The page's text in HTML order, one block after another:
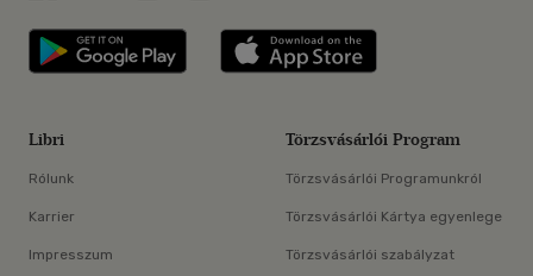
Libri applikáció Szerezd meg: Google
Libri
Rólunk
Karrier
Impresszum
Törzsvásárlói Program
Törzsvásárlói Programunkról
Törzsvásárlói Kártya egyenlege
Törzsvásárlói szabályzat